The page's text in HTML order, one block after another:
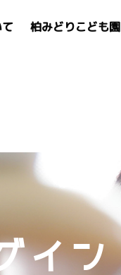
柏みどりこども園
イン